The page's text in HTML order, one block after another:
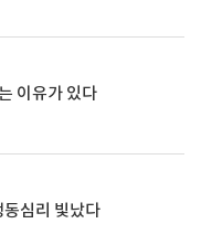
이유가 있다
심리 빛났다